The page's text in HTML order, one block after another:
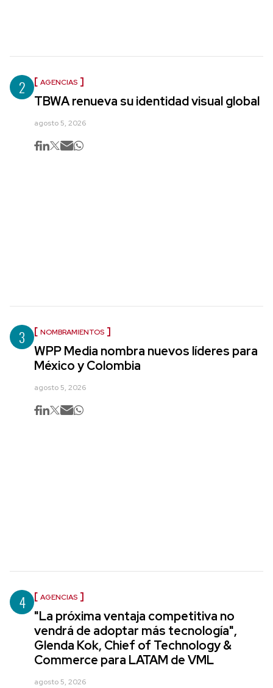
2 AGENCIAS
TBWA renueva su identidad visual global
agosto 5, 2026
3 NOMBRAMIENTOS
WPP Media nombra nuevos líderes para
México y Colombia
agosto 5, 2026
4 AGENCIAS
"La próxima ventaja competitiva no
vendrá de adoptar más tecnología",
Glenda Kok, Chief of Technology &
Commerce para LATAM de VML
agosto 5, 2026